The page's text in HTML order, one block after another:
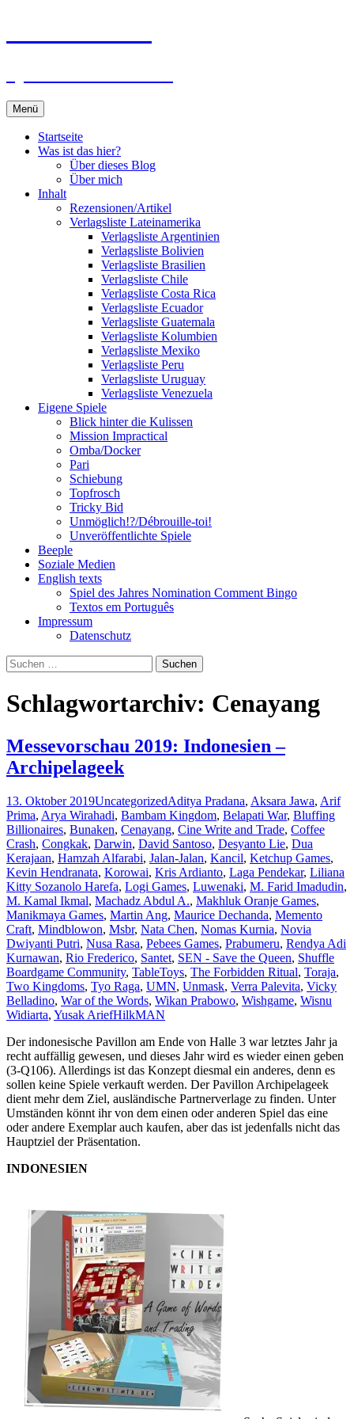
Menü
Startseite
Was ist das hier?
Über dieses Blog
Über mich
Inhalt
Rezensionen/Artikel
Verlagsliste Lateinamerika
Verlagsliste Argentinien
Verlagsliste Bolivien
Verlagsliste Brasilien
Verlagsliste Chile
Verlagsliste Costa Rica
Verlagsliste Ecuador
Verlagsliste Guatemala
Verlagsliste Kolumbien
Verlagsliste Mexiko
Verlagsliste Peru
Verlagsliste Uruguay
Verlagsliste Venezuela
Eigene Spiele
Blick hinter die Kulissen
Mission Impractical
Omba/Docker
Pari
Schiebung
Topfrosch
Tricky Bid
Unmöglich!?/Débrouille-toi!
Unveröffentlichte Spiele
Beeple
Soziale Medien
English texts
Spiel des Jahres Nomination Comment Bingo
Textos em Português
Impressum
Datenschutz
Suchen
nach:
Schlagwortarchiv: Cenayang
Messevorschau 2019: Indonesien –
Archipelageek
13. Oktober 2019UncategorizedAditya Pradana, Aksara Jawa, Arif
Prima, Arya Wirahadi, Bambam Kingdom, Belapati War, Bluffing
Billionaires, Bunaken, Cenayang, Cine Write and Trade, Coffee
Crash, Congkak, Darwin, David Santoso, Desyanto Lie, Dua
Kerajaan, Hamzah Alfarabi, Jalan-Jalan, Kancil, Ketchup Games,
Kevin Hendranata, Korowai, Kris Ardianto, Laga Pendekar, Liliana
Kitty Sozanolo Harefa, Logi Games, Luwenaki, M. Farid Imadudin,
M. Kamal Ikmal, Machadz Abdul A., Makhluk Oranje Games,
Manikmaya Games, Martin Ang, Maurice Dechanda, Memento
Craft, Mindblowon, Msbr, Nata Chen, Nomas Kurnia, Novia
Dwiyanti Putri, Nusa Rasa, Pebees Games, Prabumeru, Rendya Adi
Kurnawan, Rio Frederico, Santet, SEN - Save the Queen, Shuffle
Boardgame Community, TableToys, The Forbidden Ritual, Toraja,
Two Kingdoms, Tyo Raga, UMN, Unmask, Verra Palevita, Vicky
Belladino, War of the Words, Wikan Prabowo, Wishgame, Wisnu
Widiarta, Yusak AriefHilkMAN
Der indonesische Pavillon am Ende von Halle 3 war letztes Jahr ja
recht auffällig gewesen, und dieses Jahr wird es wieder einen geben
(3-Q106). Allerdings ist das Konzept diesmal ein anderes, denn es
sollen keine Spiele verkauft werden. Der Pavillon Archipelageek
dient mehr dem Ziel, ausländische Partnerverlage zu finden. Unter
Umständen könnt ihr von dem einen oder anderen Spiel das eine
oder andere Exemplar auch kaufen, aber das ist jedenfalls nicht das
Hauptziel der Präsentation.
INDONESIEN